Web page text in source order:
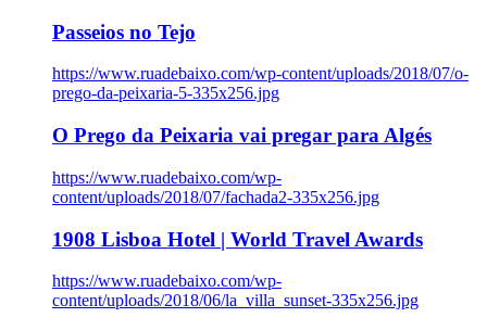
Passeios no Tejo
https://www.ruadebaixo.com/wp-content/uploads/2018/07/o-
prego-da-peixaria-5-335x256.jpg
O Prego da Peixaria vai pregar para Algés
https://www.ruadebaixo.com/wp-
content/uploads/2018/07/fachada2-335x256.jpg
1908 Lisboa Hotel | World Travel Awards
https://www.ruadebaixo.com/wp-
content/uploads/2018/06/la_villa_sunset-335x256.jpg